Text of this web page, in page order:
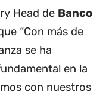
Head de Banco
“Con más de
se ha
en la
con nuestros